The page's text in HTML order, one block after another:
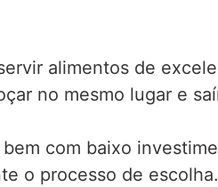
alimentos de
no mesmo lugar e
com baixo
o processo de